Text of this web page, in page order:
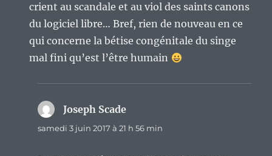
crient au scandale et au viol des saints canons
du logiciel libre… Bref, rien de nouveau en ce
qui concerne la bétise congénitale du singe
mal fini qu’est l’être humain
Joseph Scade
samedi 3 juin 2017 à 21 h 56 min